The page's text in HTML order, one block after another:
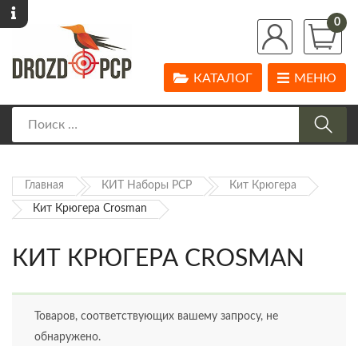
0
МЕНЮ
КАТАЛОГ
Главная КИТ Наборы PCP Кит Крюгера
Кит Крюгера Crosman
КИТ КРЮГЕРА CROSMAN
Товаров, соответствующих вашему запросу, не
обнаружено.